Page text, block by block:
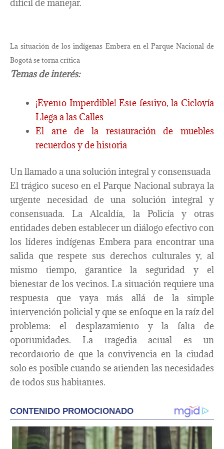
difícil de manejar.
La situación de los indígenas Embera en el Parque Nacional de
Bogotá se torna crítica
Temas de interés:
¡Evento Imperdible! Este festivo, la Ciclovía
Llega a las Calles
El arte de la restauración de muebles
recuerdos y de historia
Un llamado a una solución integral y consensuada
El trágico suceso en el Parque Nacional subraya la
urgente necesidad de una solución integral y
consensuada. La Alcaldía, la Policía y otras
entidades deben establecer un diálogo efectivo con
los líderes indígenas Embera para encontrar una
salida que respete sus derechos culturales y, al
mismo tiempo, garantice la seguridad y el
bienestar de los vecinos. La situación requiere una
respuesta que vaya más allá de la simple
intervención policial y que se enfoque en la raíz del
problema: el desplazamiento y la falta de
oportunidades. La tragedia actual es un
recordatorio de que la convivencia en la ciudad
solo es posible cuando se atienden las necesidades
de todos sus habitantes.